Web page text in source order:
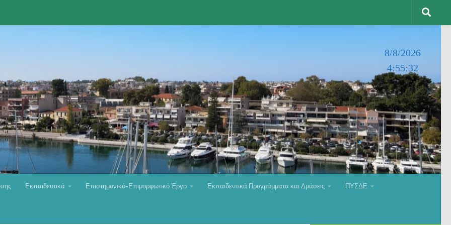
8/8/2026
4:55:33
Εκπαιδευτικά Επιστημονικό-Επιμορφωτικό Έργο Εκπαιδευτικά Προγράμματα και Δράσεις ΠΥΣΔΕ